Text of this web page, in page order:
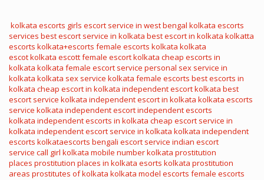
kolkata escorts girls escort service in west bengal kolkata escorts
services best escort service in kolkata best escort in kolkata kolkatta
escorts kolkata+escorts female escorts kolkata kolkata
escotkolkata escottfemale escort kolkata cheap escorts in
kolkata kolkata female escort service personal sex service in
kolkata kolkata sex service kolkata female escorts best escorts in
kolkata cheap escort in kolkata independent escort kolkata best
escort service kolkata independent escort in kolkata kolkata escorts
service kolkata independent escortindependent escorts
kolkata independent escorts in kolkata cheap escort service in
kolkata independent escort service in kolkata kolkata independent
escorts kolkataescorts bengali escort service indian escort
service call girl kolkata mobile numberkolkata prostitution
places prostitution places in kolkata esorts kolkata prostitution
areas prostitutes of kolkata kolkata model escorts female escorts